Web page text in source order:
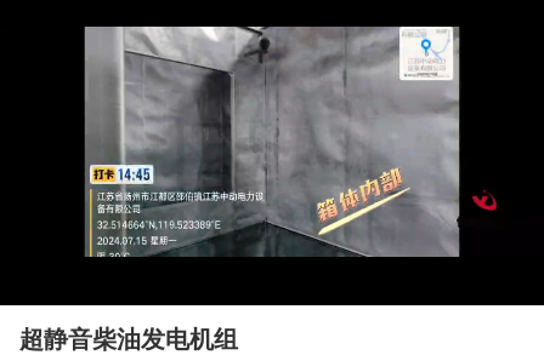
超静音柴油发电机组